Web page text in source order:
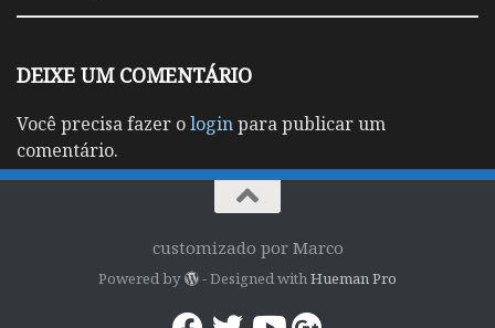
DEIXE UM COMENTÁRIO
Você precisa fazer ologinpara publicar um
comentário.
customizado por Marco
Powered by - Designed withHueman Pro